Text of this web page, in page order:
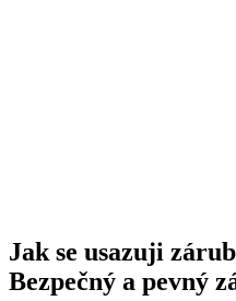
Jak se usazuji
Bezpečný a pevný